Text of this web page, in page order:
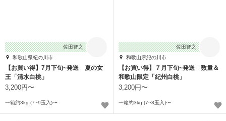
佐田智之
和歌山県紀の川市
【お買い得】7月下旬~発送 夏の女
王「清水白桃」
3,200円〜
一箱約3kg (7~9玉入)〜
佐田智之
和歌山県紀の川市
【お買い得】７月下旬~発送 数量＆
和歌山限定「紀州白桃」
3,200円〜
一箱約3kg (7~8玉入)〜